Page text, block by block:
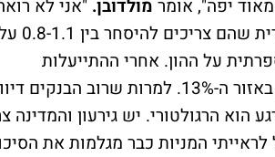
יפה", אומר מולדובן. "אני לא
אותם עולים בעוד 35% אבל הם מעניינים. יש תפיסה היסטורית
על ההון. אחרי ההתייעלות
והשיפורים אני חושב שהתשואה המייצגת הרבה יותר גבוהה, באזור ה-13%. למרות שרוב
הוא הרגולטורי. יש גירעון והמדינה
המניות כבר מגלמות את